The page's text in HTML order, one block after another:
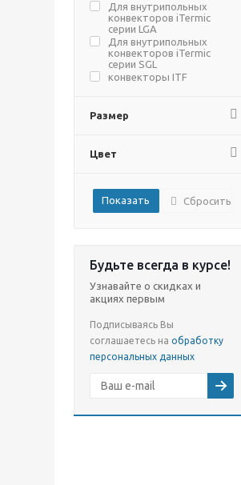
Для внутрипольных
конвекторов iTermic
серии LGA
Для внутрипольных
конвекторов iTermic
серии SGL
конвекторы ITF
интерьерах различных
системах с медной,
и двухтрубных
системах отопления
Размер
Цвет
Сбросить
Будьте всегда в курсе!
Узнавайте о скидках и
акциях первым
Подписываясь Вы
соглашаетесь на обработку
персональных данных